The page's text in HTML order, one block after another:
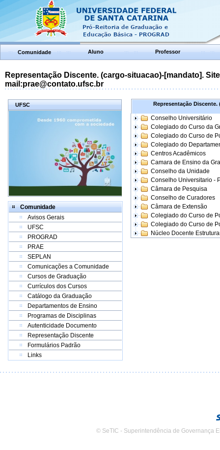
Comunidade Aluno Professor
Representação Discente. (cargo-situacao)-[mandato].
mail:prae@contato.ufsc.br
UFSC
Comunidade
Avisos Gerais
UFSC
PROGRAD
PRAE
SEPLAN
Comunicações a Comunidade
Cursos de Graduação
Currículos dos Cursos
Catálogo da Graduação
Departamentos de Ensino
Programas de Disciplinas
Autenticidade Documento
Representação Discente
Formulários Padrão
Links
Representação Discente.
Conselho Universitário
Colegiado do Curso da
Colegiado do Curso de
Colegiado do
Centros Acadêmicos
Camara de Ensino da
Conselho da Unidade
Conselho Universitario -
Câmara de Pesquisa
Conselho de Curadores
Câmara de Extensão
Colegiado do Curso de
Colegiado do Curso de
Núcleo Docente
© SeTIC - Superintendência de Governança